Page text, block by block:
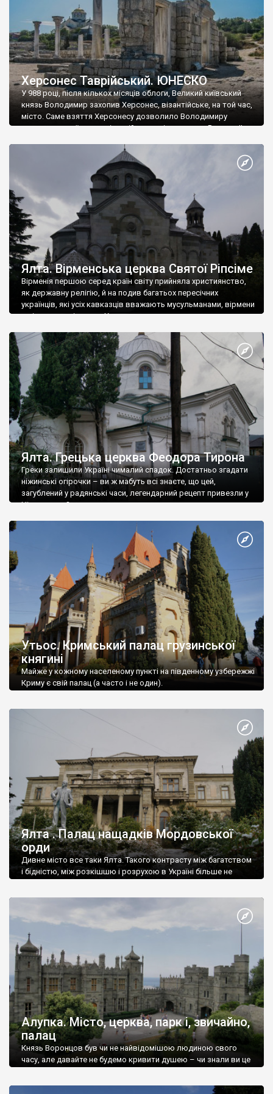
Херсонес Таврійський. ЮНЕСКО
У 988 році, після кількох місяців облоги, Великий київський
князь Володимир захопив Херсонес, візантійське, на той час,
місто. Саме взяття Херсонесу дозволило Володимиру
диктувати свої умови візантійському імператору Василю ІІ, та
Херсонесі Володимир-язичник, став Василем-християнином.
А потім було Хрещення Русі. На честь Херсонесу Таврійського
Ялта. Вірменська церква Святої Ріпсіме
Вірменія першою серед країн світу прийняла християнство,
як державну релігію, й на подив багатьох пересічних
українців, які усіх кавказців вважають мусульманами, вірмени
є відданими вірянами Христа
Ялта. Грецька церква Феодора Тирона
Греки залишили Україні чималий спадок. Достатньо згадати
ніжинські огірочки – ви ж мабуть всі знаєте, що цей,
загублений у радянські часи, легендарний рецепт привезли у
Ніжин греки?
Утьос. Кримський палац грузинської
княгині
Майже у кожному населеному пункті на південному узбережжі
Криму є свій палац (а часто і не один).
Ялта . Палац нащадків Мордовської
орди
Дивне місто все таки Ялта. Такого контрасту між багатством
і бідністю, між розкішшю і розрухою в Україні більше не
Алупка. Місто, церква, парк і, звичайно,
палац
Князь Воронцов був чи не найвідомішою людиною свого
часу, але давайте не будемо кривити душею – чи знали ви це